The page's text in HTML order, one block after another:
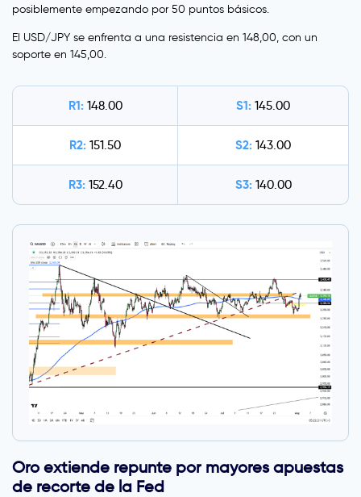
posiblemente empezando por 50 puntos básicos.
El USD/JPY se enfrenta a una resistencia en 148,00, con un
soporte en 145,00.
R1: 148.00 S1: 145.00
R2: 151.50 S2: 143.00
R3: 152.40 S3: 140.00
Oro extiende repunte por mayores apuestas
de recorte de la Fed